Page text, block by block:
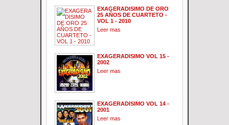
EXAGERADISIMO DE ORO
25 AÑOS DE CUARTETO -
VOL 1 - 2010
Leer mas
EXAGERADISIMO VOL 15 -
2002
Leer mas
EXAGERADISIMO VOL 14 -
2001
Leer mas